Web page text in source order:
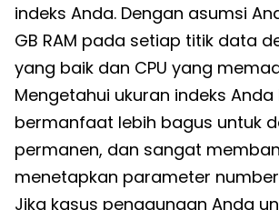
indeks Anda. Dengan asumsi
GB RAM pada setiap titik data
yang baik dan CPU yang
Mengetahui ukuran indeks Anda
bermanfaat lebih bagus untuk
permanen, dan sangat
menetapkan parameter
Jika kasus penggunaan Anda